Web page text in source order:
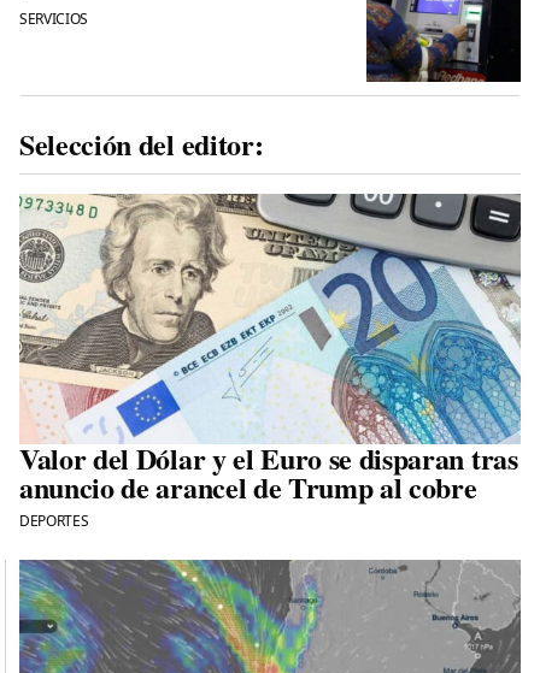
SERVICIOS
Selección del editor:
Valor del Dólar y el Euro se disparan tras
anuncio de arancel de Trump al cobre
DEPORTES